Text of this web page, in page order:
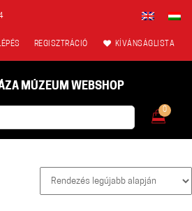
REGISZTRÁCIÓ KÍVÁNSÁGLISTA
MÚZEUM WEBSHOP
0